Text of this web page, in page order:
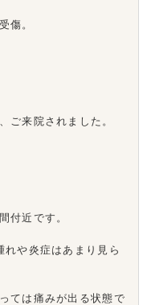
傷。
ご来院されました。
付近です。
や炎症はあまり見ら
ては痛みが出る状態で